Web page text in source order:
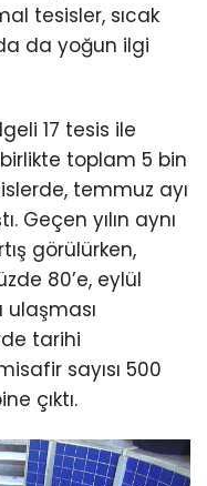
tesisler, sıcak
da yoğun ilgi
17 tesis ile
toplam 5 bin
temmuz ayı
Geçen yılın aynı
görülürken,
80’e, eylül
tarihi
sayısı 500
çıktı.